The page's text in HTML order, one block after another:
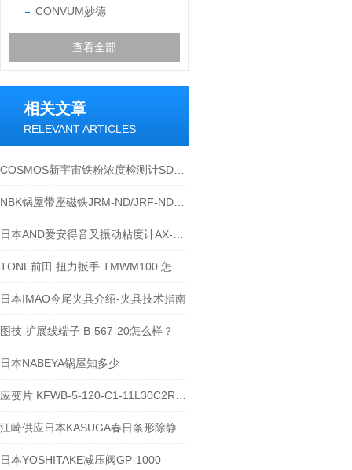
CONVUM妙德
查看全部
相关文章
RELEVANT ARTICLES
日本IMAO今尾夹具介绍-夹具技术指南
图技 扩展线端子 B-567-20怎么样？
日本NABEYA锅屋知多少
日本YOSHITAKE减压阀GP-1000